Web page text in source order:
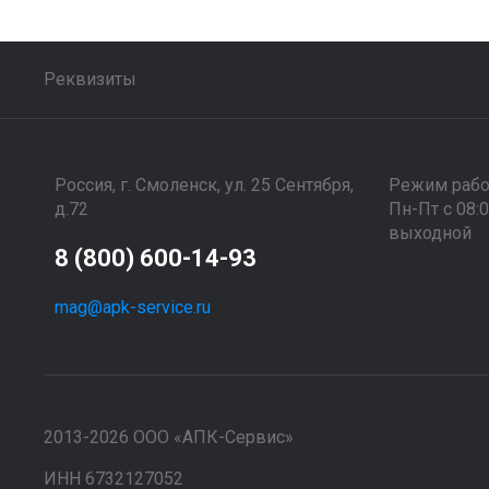
Реквизиты
Россия, г. Смоленск, ул. 25 Сентября,
д.72
8 (800) 600-14-93
mag@apk-service.ru
Режим
Пн-Пт с
выходной
2013-2026 ООО «АПК-Сервис»
ИНН 6732127052